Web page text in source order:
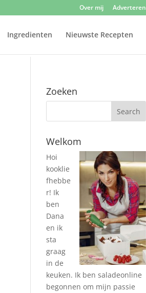
Over mij Adverteren
Ingredienten Nieuwste Recepten
Zoeken
Welkom
Hoi
kooklie
fhebbe
r! Ik
ben
Dana
en ik
sta
graag
in de
keuken. Ik ben saladeonline
begonnen om mijn passie